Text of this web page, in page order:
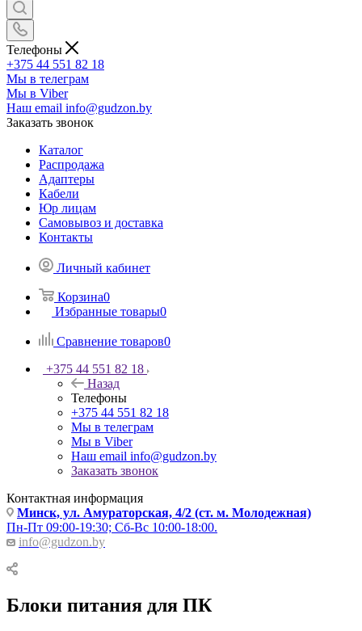
Телефоны
+375 44 551 82 18
Мы в телеграм
Мы в Viber
Наш email info@gudzon.by
Заказать звонок
Каталог
Распродажа
Адаптеры
Кабели
Юр лицам
Самовывоз и доставка
Контакты
Личный кабинет
Корзина0
Избранные товары0
Сравнение товаров0
+375 44 551 82 18
Назад
Телефоны
+375 44 551 82 18
Мы в телеграм
Мы в Viber
Наш email info@gudzon.by
Заказать звонок
Контактная информация
Минск, ул. Амураторская, 4/2 (ст. м. Молодежная)
Пн-Пт 09:00-19:30; Сб-Вс 10:00-18:00.
info@gudzon.by
Блоки питания для ПК